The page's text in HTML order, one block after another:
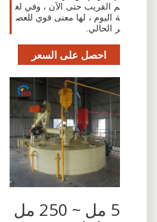
م القريب حتى الآن ، وفي لغ
ة اليوم ، لها معنى قوي للعص
ر الحالي.
احصل على السعر
5 مل ~ 250 مل